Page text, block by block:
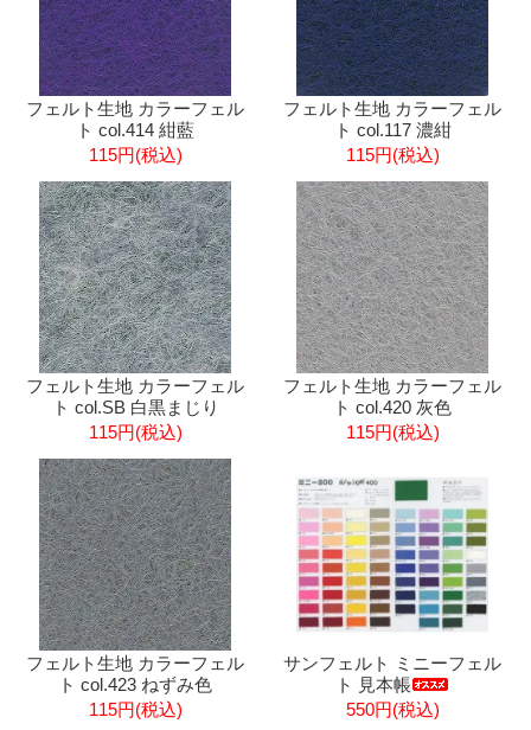
フェルト生地 カラーフェル
ト col.414 紺藍
115円(税込)
フェルト生地 カラーフェル
ト col.117 濃紺
115円(税込)
フェルト生地 カラーフェル
ト col.SB 白黒まじり
115円(税込)
フェルト生地 カラーフェル
ト col.420 灰色
115円(税込)
フェルト生地 カラーフェル
ト col.423 ねずみ色
115円(税込)
サンフェルト ミニーフェル
ト 見本帳
550円(税込)